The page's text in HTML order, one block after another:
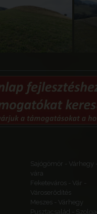
Sajógömör - Várhegy
vára
Feketeváros - Vár -
Városerődítés
Meszes - Várhegy
Pusztacsalád -